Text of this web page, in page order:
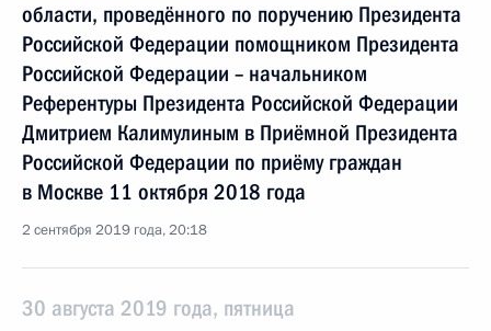
области, проведённого по поручению Президента
Российской Федерации помощником Президента
Российской Федерации – начальником
Референтуры Президента Российской Федерации
Дмитрием Калимулиным в Приёмной Президента
Российской Федерации по приёму граждан
в Москве 11 октября 2018 года
2 сентября 2019 года, 20:18
30 августа 2019 года, пятница